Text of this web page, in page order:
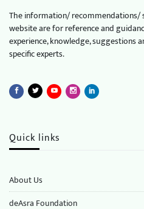
The information/ recommendations/
website are for reference and
experience, knowledge,
specific experts.
Quick links
About Us
deAsra Foundation